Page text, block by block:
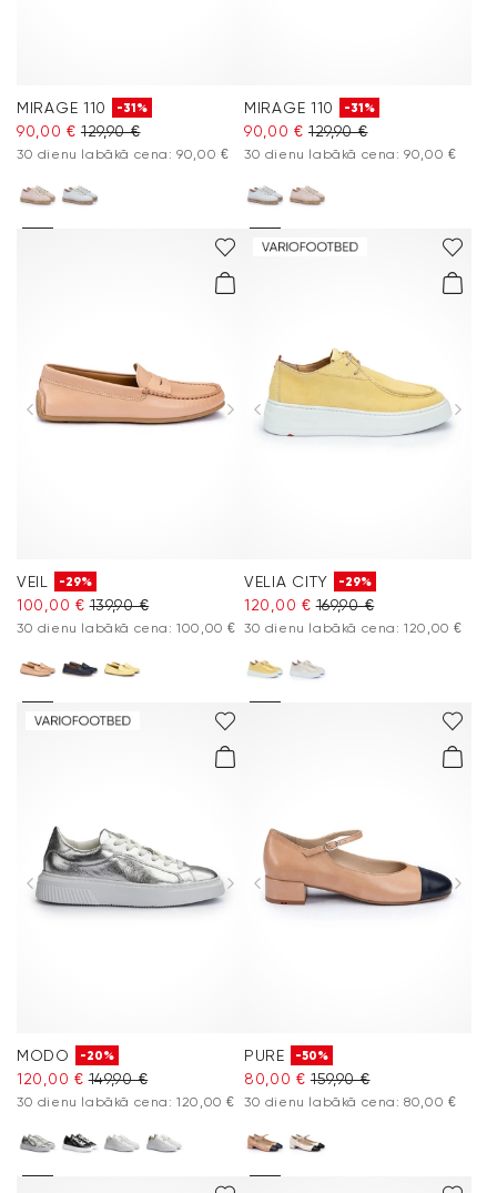
MIRAGE 110 -31%
90,00 € 129,90 €
30 dienu labākā cena: 90,00 €
MIRAGE 110 -31%
90,00 € 129,90 €
30 dienu labākā cena: 90,00 €
VEIL -29%
100,00 € 139,90 €
30 dienu labākā cena: 100,00 €
VELIA CITY -29%
120,00 € 169,90 €
30 dienu labākā cena: 120,00 €
MODO -20%
120,00 € 149,90 €
30 dienu labākā cena: 120,00 €
PURE -50%
80,00 € 159,90 €
30 dienu labākā cena: 80,00 €